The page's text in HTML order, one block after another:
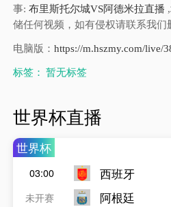
事:布里斯托尔城VS阿德米拉直播
储任何视频，如有侵权请联系我们
电脑版：https://m.hszmy.com/live/
标签： 暂无标签
世界杯直播
世界杯
03:00
未开赛
西班牙
阿根廷